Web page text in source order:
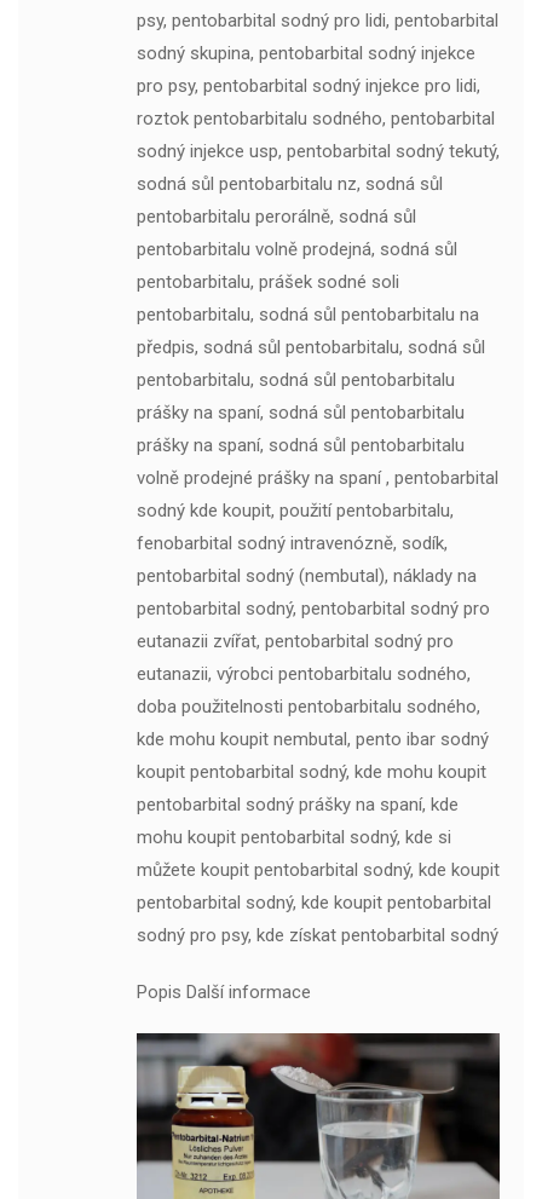
psy, pentobarbital sodný pro lidi, pentobarbital
sodný skupina, pentobarbital sodný injekce
pro psy, pentobarbital sodný injekce pro lidi,
roztok pentobarbitalu sodného, pentobarbital
sodný injekce usp, pentobarbital sodný tekutý,
sodná sůl pentobarbitalu nz, sodná sůl
pentobarbitalu perorálně, sodná sůl
pentobarbitalu volně prodejná, sodná sůl
pentobarbitalu, prášek sodné soli
pentobarbitalu, sodná sůl pentobarbitalu na
předpis, sodná sůl pentobarbitalu, sodná sůl
pentobarbitalu, sodná sůl pentobarbitalu
prášky na spaní, sodná sůl pentobarbitalu
prášky na spaní, sodná sůl pentobarbitalu
volně prodejné prášky na spaní , pentobarbital
sodný kde koupit, použití pentobarbitalu,
fenobarbital sodný intravenózně, sodík,
pentobarbital sodný (nembutal), náklady na
pentobarbital sodný, pentobarbital sodný pro
eutanazii zvířat, pentobarbital sodný pro
eutanazii, výrobci pentobarbitalu sodného, ​​
doba použitelnosti pentobarbitalu sodného, ​​
kde mohu koupit nembutal, pento ibar sodný
koupit pentobarbital sodný, kde mohu koupit
pentobarbital sodný prášky na spaní, kde
mohu koupit pentobarbital sodný, kde si
můžete koupit pentobarbital sodný, kde koupit
pentobarbital sodný, kde koupit pentobarbital
sodný pro psy, kde získat pentobarbital sodný
Popis Další informace